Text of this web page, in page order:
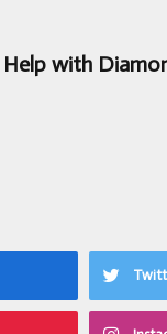
Help with